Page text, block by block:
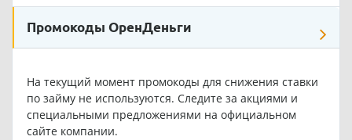
Промокоды ОренДеньги
На текущий момент промокоды для снижения ставки
по займу не используются. Следите за акциями и
специальными предложениями на официальном
сайте компании.